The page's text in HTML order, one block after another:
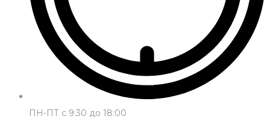
ПН-ПТ с 9:30 до 18:00